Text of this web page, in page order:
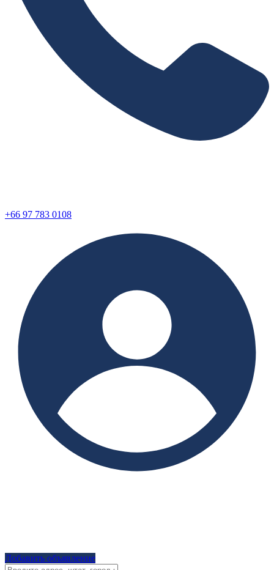
+66 97 783 0108
Добавить объявление